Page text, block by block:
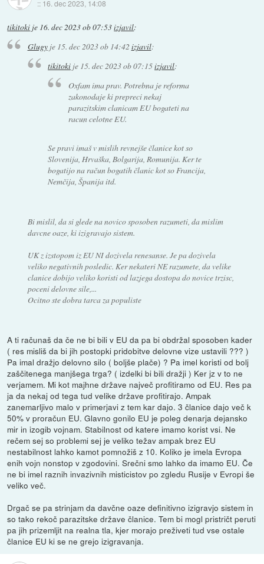
:: 16. dec 2023, 14:08
tikitoki je 16. dec 2023 ob 07:53izjavil:
Glugyje 15. dec 2023 ob 14:42 izjavil:
tikitoki je 15. dec 2023 ob 07:15izjavil:
Oxfam ima prav. Potrebna je reforma
zakonodaje ki prepreci nekaj
parazitskim clanicam EU bogateti na
racun celotne EU.
Se pravi imaš v mislih revnejše članice kot so
Slovenija, Hrvaška, Bolgarija, Romunija. Ker te
bogatijo na račun bogatih članic kot so Francija,
Nemčija, Španija itd.
Bi mislil, da si glede na novico sposoben razumeti, da mislim
davcne oaze, ki izigravajo sistem.
UK z izstopom iz EU NI dozivela renesanse. Je pa dozivela
veliko negativnih posledic. Ker nekateri NE razumete, da velike
clanice dobijo veliko koristi od lazjega dostopa do novice trzisc,
poceni delovne sile,...
Ocitno ste dobra tarca za populiste
A ti računaš da če ne bi bili v EU da pa bi obdržal sposoben kader
( res misliš da bi jih postopki pridobitve delovne vize ustavili ??? )
Pa imal dražjo delovno silo ( boljše plače) ? Pa imel koristi od bolj
zaščitenega manjšega trga? ( izdelki bi bili dražji ) Ker jz v to ne
verjamem. Mi kot majhne države največ profitiramo od EU. Res pa
ja da nekaj od tega tud velike države profitirajo. Ampak
zanemarljivo malo v primerjavi z tem kar dajo. 3 članice dajo več k
50% v proračun EU. Glavno gonilo EU je poleg denarja dejansko
mir in izogib vojnam. Stabilnost od katere imamo korist vsi. Ne
rečem sej so problemi sej je veliko težav ampak brez EU
nestabilnost lahko kamot pomnožiš z 10. Koliko je imela Evropa
enih vojn nonstop v zgodovini. Srečni smo lahko da imamo EU. Če
ne bi imel raznih invazivnih misticistov po zgledu Rusije v Evropi še
veliko več.
Drgač se pa strinjam da davčne oaze definitivno izigravjo sistem in
so tako rekoč parazitske države članice. Tem bi mogl pristričt peruti
pa jih prizemljit na realna tla, kjer morajo preživeti tud vse ostale
članice EU ki se ne grejo izigravanja.